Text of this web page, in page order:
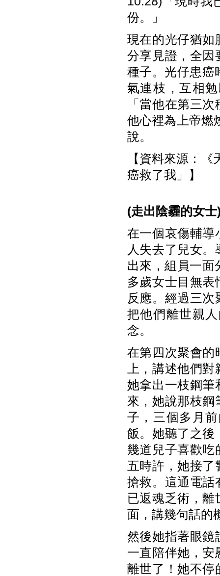
份。」
現在的光仔猶如
分享見證，全因
種子。光仔患癌
氣連枝，互相
「當他在第三
他心裡為上帝燃
說。
【資料來源：
癌救了我」】
(走出陰霾的女士
在一個哀傷輔導
人失去了兒女
出來，組員一面
多歲女士目無
反應。經過三
把他們離世親
念。
在第四次聚會的
上，講述他們
她拿出一枝鋼筆
來，她說那枝鋼
子，三個多月
飯。她聽了之後
幾道兒子喜歡吃
五時許，她接了
搶救。這通電話
已返魂乏術，
面，講幾句話的
然後她指著眼鏡
一直陪伴她，安
離世了！她不停